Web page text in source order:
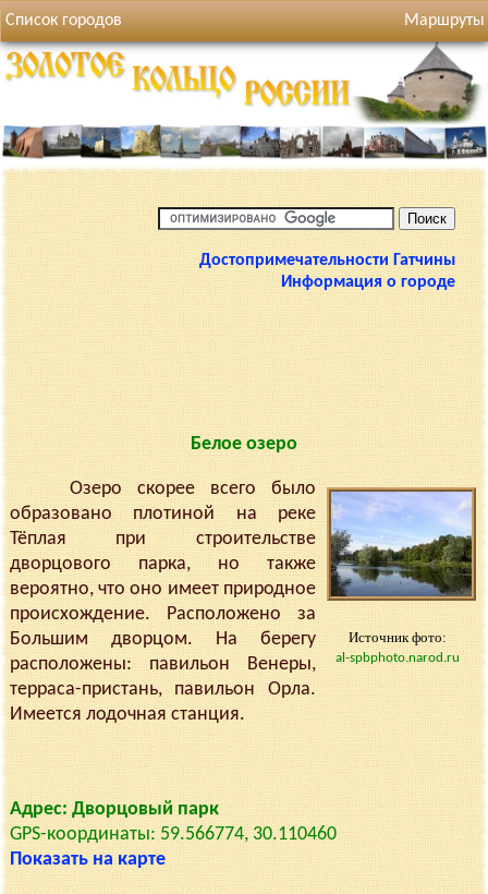
Список городов Маршруты
Достопримечательности Гатчины
Информация о городе
Белое озеро
Источник фото:
al-spbphoto.narod.ru
Озеро скорее всего было
образовано плотиной на реке
Тёплая при строительстве
дворцового парка, но также
вероятно, что оно имеет природное
происхождение. Расположено за
Большим дворцом. На берегу
расположены: павильон Венеры,
терраса-пристань, павильон Орла.
Имеется лодочная станция.
Адрес: Дворцовый парк
GPS-координаты: 59.566774, 30.110460
Показать на карте